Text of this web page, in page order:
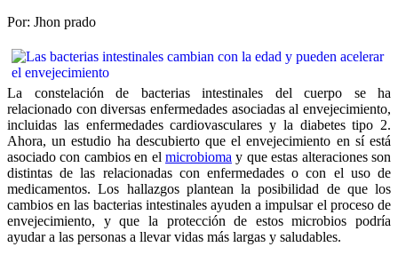
Por: Jhon prado
La constelación de bacterias intestinales del cuerpo se ha
relacionado con diversas enfermedades asociadas al envejecimiento,
incluidas las enfermedades cardiovasculares y la diabetes tipo 2.
Ahora, un estudio ha descubierto que el envejecimiento en sí está
asociado con cambios en el microbioma y que estas alteraciones son
distintas de las relacionadas con enfermedades o con el uso de
medicamentos. Los hallazgos plantean la posibilidad de que los
cambios en las bacterias intestinales ayuden a impulsar el proceso de
envejecimiento, y que la protección de estos microbios podría
ayudar a las personas a llevar vidas más largas y saludables.